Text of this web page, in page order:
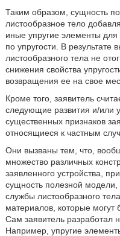
Таким образом, сущность
листообразное тело
иные упругие элементы
по упругости. В результате
листообразного тела не
снижения свойства
возвращения ее на свое
Кроме того, заявитель
следующие развития и/или
существенных признаков
относящиеся к частным
Они вызваны тем, что,
множество различных
заявленного устройства,
сущность полезной
службы листообразного
материалов, которые могут
Сам заявитель разработал
Например, упругие